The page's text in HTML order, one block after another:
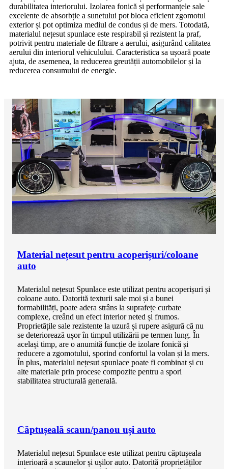
durabilitatea interiorului. Izolarea fonică și performanțele sale
excelente de absorbție a sunetului pot bloca eficient zgomotul
exterior și pot optimiza mediul de condus și de mers. Totodată,
materialul nețesut spunlace este respirabil și rezistent la praf,
potrivit pentru materiale de filtrare a aerului, asigurând calitatea
aerului din interiorul vehiculului. Caracteristica sa ușoară poate
ajuta, de asemenea, la reducerea greutății automobilelor și la
reducerea consumului de energie.
Material nețesut pentru acoperișuri/coloane
auto
Materialul nețesut Spunlace este utilizat pentru acoperișuri și
coloane auto. Datorită texturii sale moi și a bunei
formabilități, poate adera strâns la suprafețe curbate
complexe, creând un efect interior neted și frumos.
Proprietățile sale rezistente la uzură și rupere asigură că nu
se deteriorează ușor în timpul utilizării pe termen lung. În
același timp, are o anumită funcție de izolare fonică și
reducere a zgomotului, sporind confortul la volan și la mers.
În plus, materialul nețesut spunlace poate fi combinat și cu
alte materiale prin procese compozite pentru a spori
stabilitatea structurală generală.
Căptușeală scaun/panou uși auto
Materialul nețesut Spunlace este utilizat pentru căptușeala
interioară a scaunelor și ușilor auto. Datorită proprietăților